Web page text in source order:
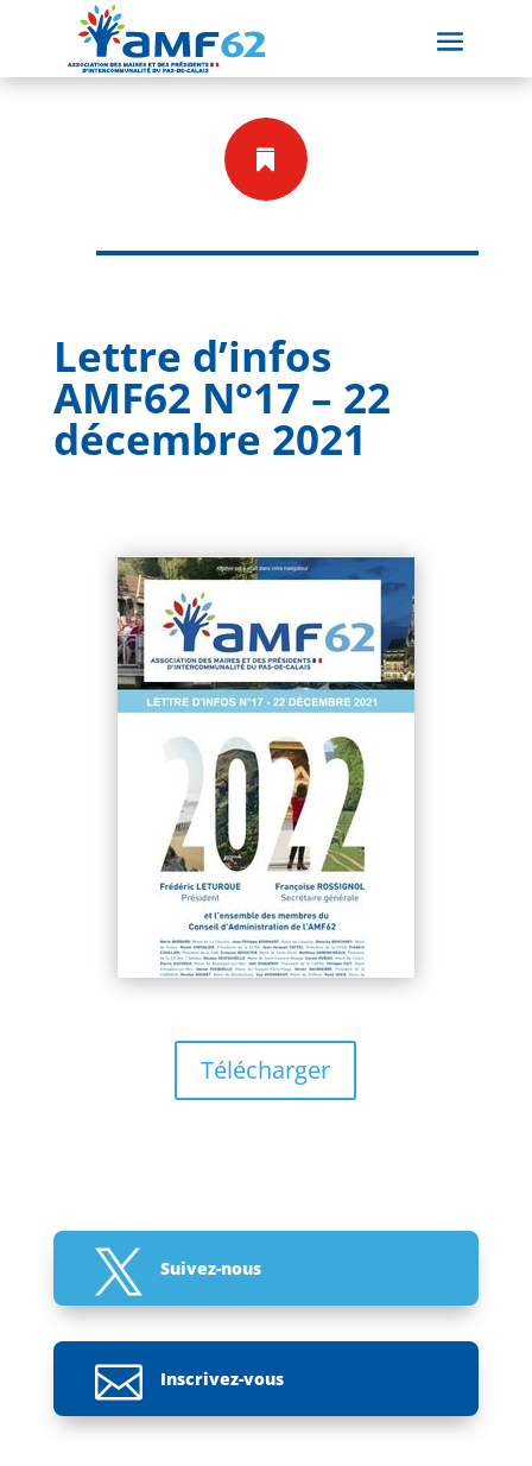

Lettre d’infos
AMF62 N°17 – 22
décembre 2021
Télécharger
 Suivez-nous
 Inscrivez-vous